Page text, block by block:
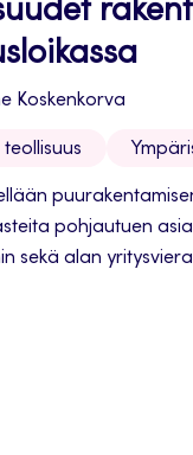
Koskenkorva
teollisuus
pohjautuen
sekä alan